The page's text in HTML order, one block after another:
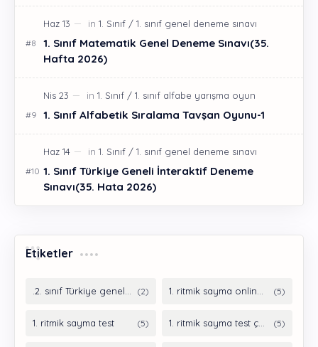
1. Sınıf Matematik Genel Deneme Sınavı(35.
Hafta 2026)
1. Sınıf Alfabetik Sıralama Tavşan Oyunu-1
1. Sınıf Türkiye Geneli İnteraktif Deneme
Sınavı(35. Hata 2026)
Etiketler